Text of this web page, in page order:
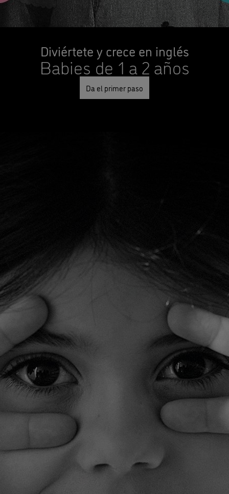
Diviértete y crece en inglés
Babies de 1 a 2 años
Da el primer paso